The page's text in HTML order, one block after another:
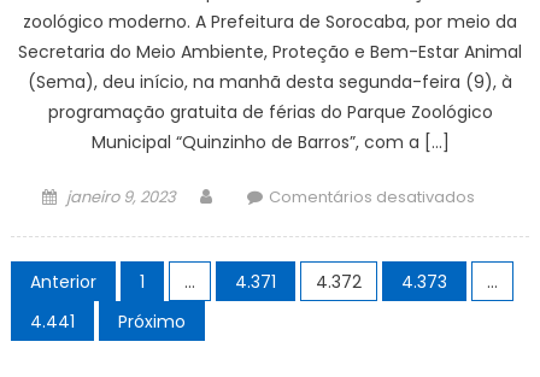
IFSP
zoológico moderno. A Prefeitura de Sorocaba, por meio da
Secretaria do Meio Ambiente, Proteção e Bem-Estar Animal
(Sema), deu início, na manhã desta segunda-feira (9), à
programação gratuita de férias do Parque Zoológico
Municipal “Quinzinho de Barros”, com a […]
Posted
janeiro 9, 2023 AuthorComentários desativadosem
Paginação
de
posts
Anterior 1 … 4.371 4.372 4.373
…
4.441
Próximo